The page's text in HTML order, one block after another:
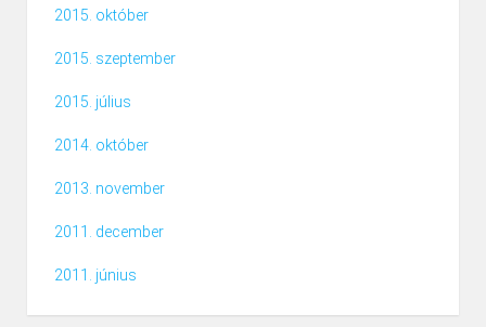
2015. október
2015. szeptember
2015. július
2014. október
2013. november
2011. december
2011. június